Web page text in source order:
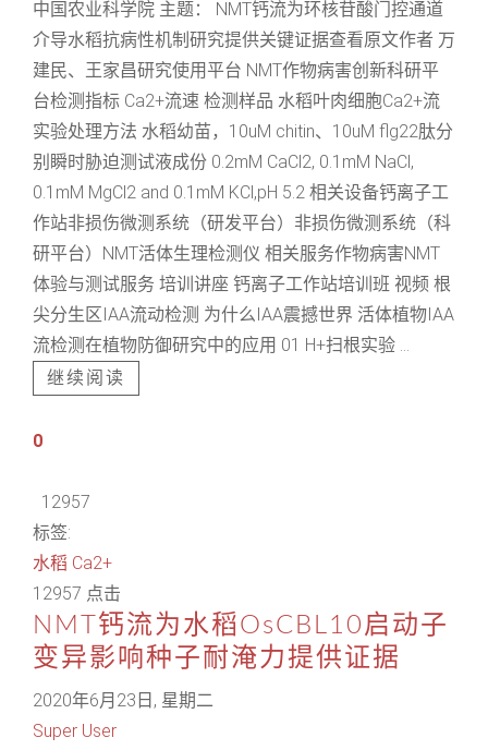
中国农业科学院 主题： NMT钙流为环核苷酸门控通道
介导水稻抗病性机制研究提供关键证据查看原文作者 万
建民、王家昌研究使用平台 NMT作物病害创新科研平
台检测指标 Ca2+流速 检测样品 水稻叶肉细胞Ca2+流
实验处理方法 水稻幼苗，10uM chitin、10uM flg22肽分
别瞬时胁迫测试液成份 0.2mM CaCl2, 0.1mM NaCl,
0.1mM MgCl2 and 0.1mM KCl,pH 5.2 相关设备钙离子工
作站非损伤微测系统（研发平台）非损伤微测系统（科
研平台）NMT活体生理检测仪 相关服务作物病害NMT
体验与测试服务 培训讲座 钙离子工作站培训班 视频 根
尖分生区IAA流动检测 为什么IAA震撼世界 活体植物IAA
流检测在植物防御研究中的应用 01 H+扫根实验 ...
继续阅读
0
12957
标签:
水稻 Ca2+
12957 点击
NMT钙流为水稻OsCBL10启动子
变异影响种子耐淹力提供证据
2020年6月23日, 星期二
Super User